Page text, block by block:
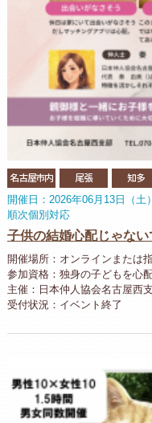
名古屋市内 尾張 知多
開催日：2026年06月13日（土
順次個別対応
子供の結婚心配じゃない
開催場所：オンラインまたは
参加資格：独身の子どもを心
主催：日本仲人協会名古屋西
受付状況：イベント終了